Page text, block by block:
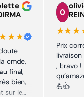
cmde,
final,
bien,
sur le
REIN
Prix
, bravo !
💪👍